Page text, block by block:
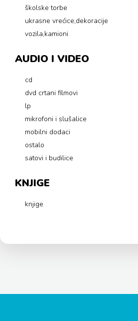
školske torbe
ukrasne vrećice,dekoracije
vozila,kamioni
AUDIO I VIDEO
cd
dvd crtani filmovi
lp
mikrofoni i slušalice
mobilni dodaci
ostalo
satovi i budilice
KNJIGE
knjige